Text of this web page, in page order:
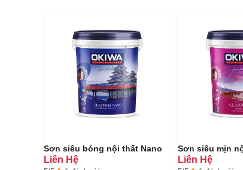
Sơn siêu bóng nội thất Nano
Liên Hệ
Sơn siêu mịn
Liên Hệ